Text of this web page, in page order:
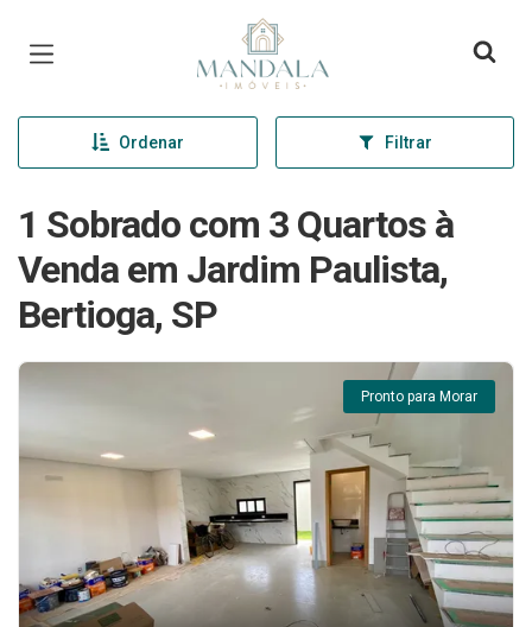
Página inicial
Ordenar Filtrar
1 Sobrado com 3 Quartos à
Venda em Jardim Paulista,
Bertioga, SP
Pronto para Morar